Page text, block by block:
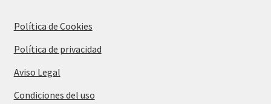
Política de Cookies
Política de privacidad
Aviso Legal
Condiciones del uso